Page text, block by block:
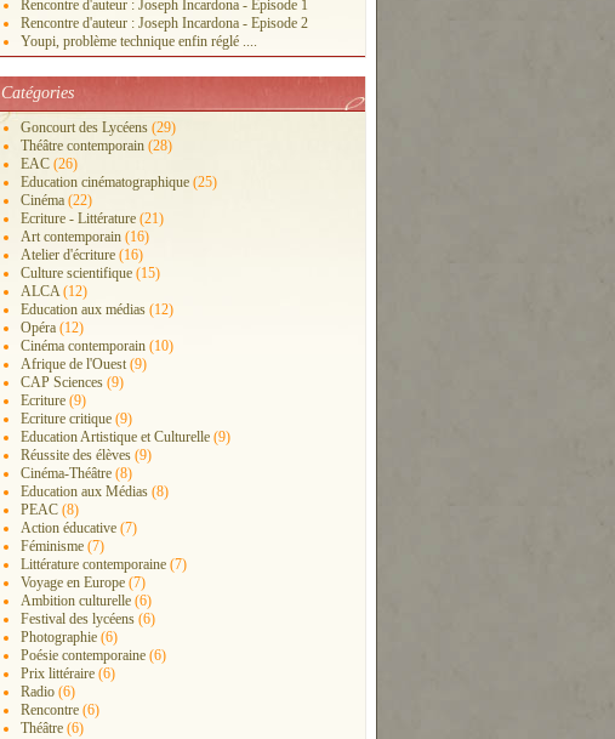
Rencontre d'auteur : Joseph Incardona - Episode 1
Rencontre d'auteur : Joseph Incardona - Episode 2
Youpi, problème technique enfin réglé ....
Catégories
Goncourt des Lycéens (29)
Théâtre contemporain (28)
EAC (26)
Education cinématographique (25)
Cinéma (22)
Ecriture - Littérature (21)
Art contemporain (16)
Atelier d'écriture (16)
Culture scientifique (15)
ALCA(12)
Education aux médias (12)
Opéra (12)
Cinéma contemporain (10)
Afrique de l'Ouest (9)
CAP Sciences (9)
Ecriture (9)
Ecriture critique (9)
Education Artistique et Culturelle (9)
Réussite des élèves (9)
Cinéma-Théâtre (8)
Education aux Médias (8)
PEAC (8)
Action éducative (7)
Féminisme (7)
Littérature contemporaine (7)
Voyage en Europe (7)
Ambition culturelle (6)
Festival des lycéens (6)
Photographie (6)
Poésie contemporaine (6)
Prix littéraire (6)
Radio (6)
Rencontre (6)
Théâtre (6)